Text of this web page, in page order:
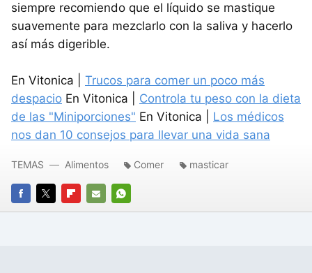
siempre recomiendo que el líquido se mastique
suavemente para mezclarlo con la saliva y hacerlo
así más digerible.
En Vitonica | Trucos para comer un poco más
despacio En Vitonica | Controla tu peso con la dieta
de las "Miniporciones" En Vitonica | Los médicos
nos dan 10 consejos para llevar una vida sana
FACEBOOK
TWITTERFLIPBOARD
E-
WHATSAPP
TEMAS Alimentos Comer masticar